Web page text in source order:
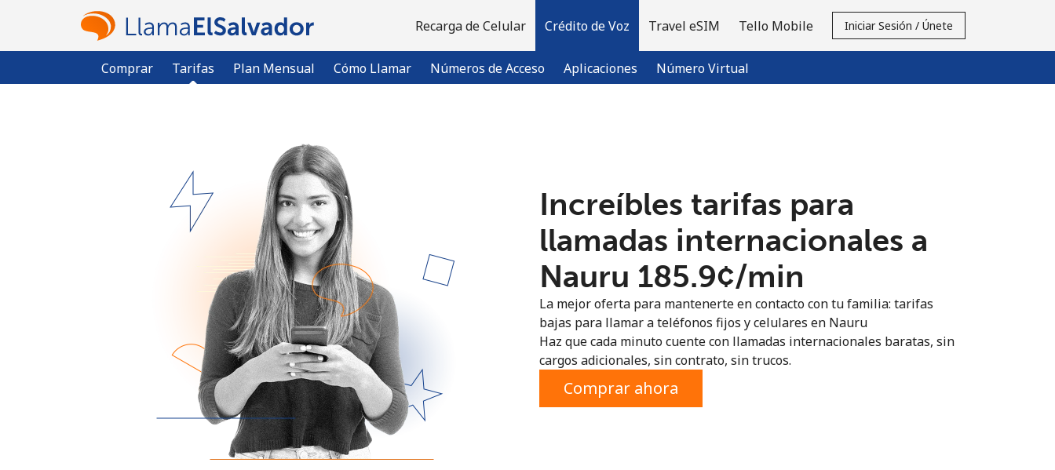
Recarga de Celular Crédito de Voz
Comprar Tarifas Plan Mensual Cómo Llamar Números de Acceso Aplicaciones Número Virtual
Travel eSIM Tello Mobile Iniciar Sesión / Únete
¿Ya tienes una cuenta? Inicia sesión →
Regístrate con
Increíbles tarifas para
llamadas internacionales a
Nauru ⁦185.9¢⁩/min
La mejor oferta para mantenerte en contacto con tu familia: tarifas
bajas para llamar a teléfonos fijos y celulares en Nauru
Haz que cada minuto cuente con llamadas internacionales baratas, sin
cargos adicionales, sin contrato, sin trucos.
Comprar ahora